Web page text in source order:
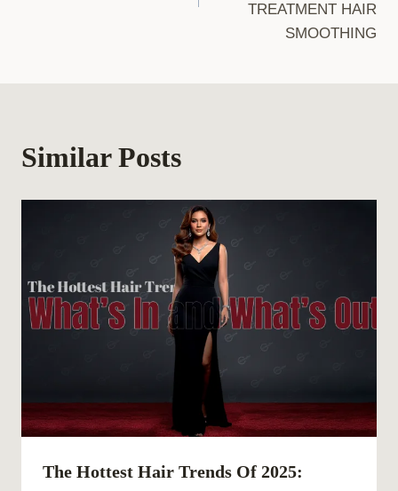
TREATMENT HAIR
SMOOTHING
Similar Posts
The Hottest Hair Trends Of 2025: